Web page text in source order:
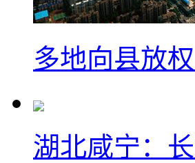
多地向县放
湖北咸宁：